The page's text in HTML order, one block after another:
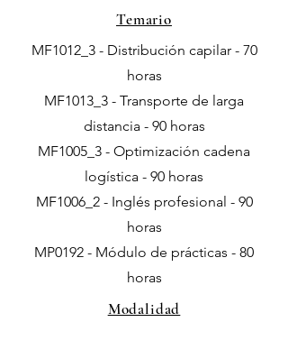
Temario
MF1012_3 - Distribución capilar - 70
horas
MF1013_3 - Transporte de larga
distancia - 90 horas
MF1005_3 - Optimización cadena
logística - 90 horas
MF1006_2 - Inglés profesional - 90
horas
MP0192 - Módulo de prácticas - 80
horas
Modalidad